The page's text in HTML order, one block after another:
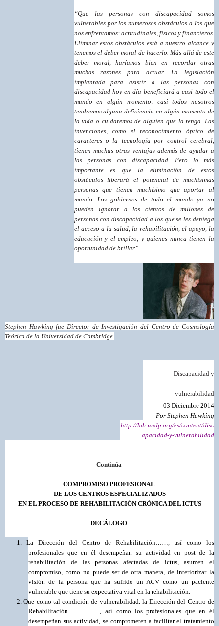
“Que las personas con discapacidad somos
vulnerables por los numerosos obstáculos a los que
nos enfrentamos: actitudinales, físicos y financieros.
Eliminar estos obstáculos está a nuestro alcance y
tenemos el deber moral de hacerlo. Más allá de este
deber moral, haríamos bien en recordar otras
muchas razones para actuar. La legislación
implantada para asistir a las personas con
discapacidad hoy en día beneficiará a casi todo el
mundo en algún momento: casi todos nosotros
tendremos alguna deficiencia en algún momento de
la vida o cuidaremos de alguien que la tenga. Las
invenciones, como el reconocimiento óptico de
caracteres o la tecnología por control cerebral,
tienen muchas otras ventajas además de ayudar a
las personas con discapacidad. Pero lo más
importante es que la eliminación de estos
obstáculos liberará el potencial de muchísimas
personas que tienen muchísimo que aportar al
mundo. Los gobiernos de todo el mundo ya no
pueden ignorar a los cientos de millones de
personas con discapacidad a los que se les deniega
el acceso a la salud, la rehabilitación, el apoyo, la
educación y el empleo, y quienes nunca tienen la
oportunidad de brillar”.
Stephen Hawking fue Director de Investigación del Centro de Cosmología
Teórica de la Universidad de Cambridge.
Discapacidad y
vulnerabilidad
03 Diciembre 2014
Por Stephen Hawking
http://hdr.undp.org/es/content/disc
apacidad-y-vulnerabilidad
Continúa
COMPROMISO PROFESIONAL
DE LOS CENTROS ESPECIALIZADOS
EN EL PROCESO DE REHABILITACIÓN CRÓNICA DEL ICTUS
DECÁLOGO
1.
La Dirección del Centro de Rehabilitación……, así como los
profesionales que en él desempeñan su actividad en post de la
rehabilitación de las personas afectadas de ictus, asumen el
compromiso, como no puede ser de otra manera, de interiorizar la
visión de la persona que ha sufrido un ACV como un paciente
vulnerable que tiene su expectativa vital en la rehabilitación.
2.Que como tal condición de vulnerabilidad, la Dirección del Centro de
Rehabilitación……………, así como los profesionales que en él
desempeñan sus actividad, se comprometen a facilitar el tratamiento